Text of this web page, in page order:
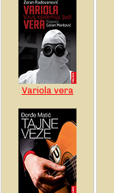
Variola vera